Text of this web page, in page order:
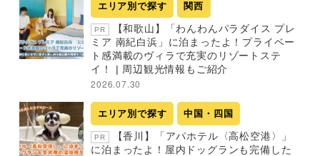
エリア別で探す 関西
PR
【和歌山】「わんわんパラダイス プレ
ミア 南紀白浜」に泊まったよ！プライベー
ト感満載のヴィラで充実のリゾートステ
イ！ | 周辺観光情報もご紹介
2026.07.30
エリア別で探す 中国・四国
PR
【香川】「アパホテル〈高松空港〉」
に泊まったよ！屋内ドッグランも完備した